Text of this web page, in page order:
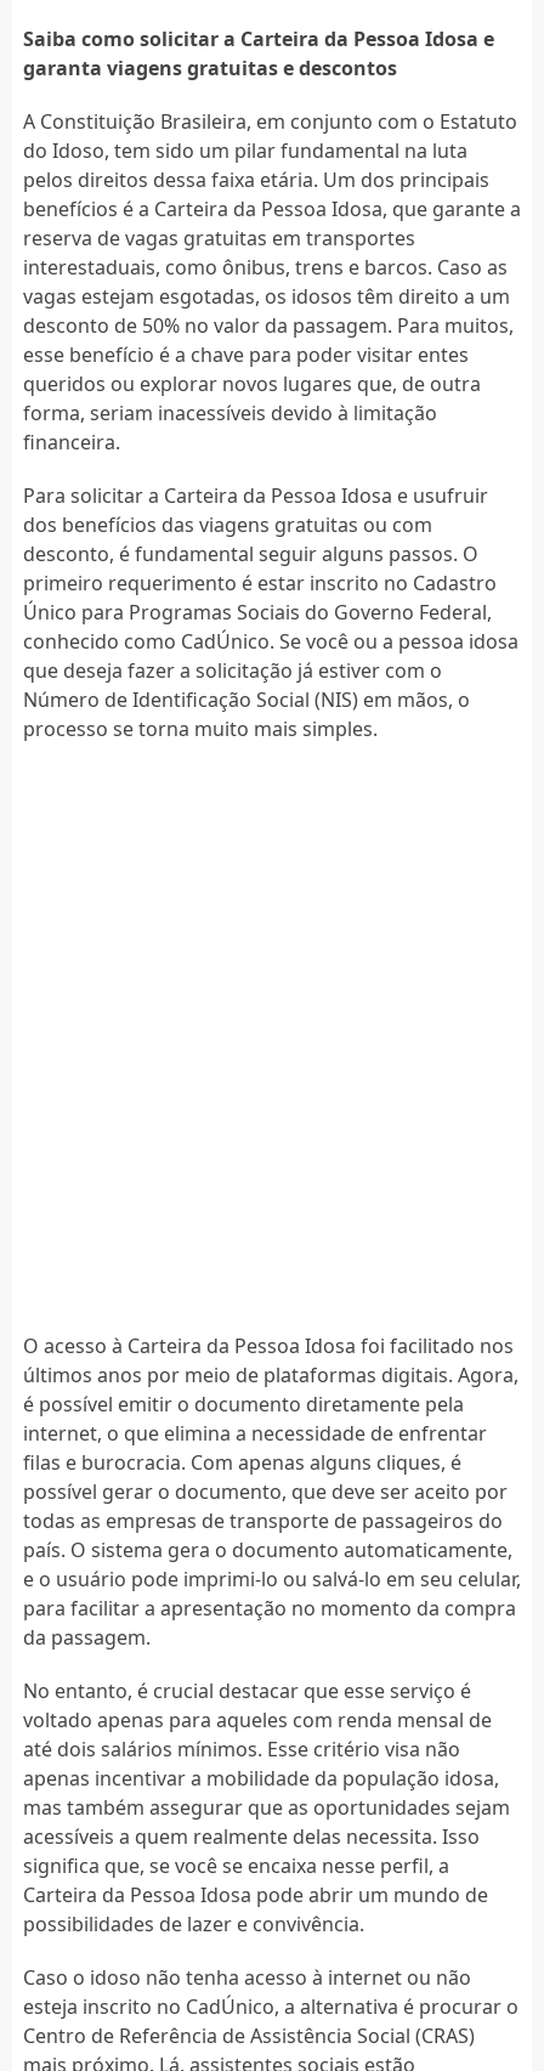
Saiba como solicitar a Carteira da Pessoa Idosa e
garanta viagens gratuitas e descontos
A Constituição Brasileira, em conjunto com o Estatuto
do Idoso, tem sido um pilar fundamental na luta
pelos direitos dessa faixa etária. Um dos principais
benefícios é a Carteira da Pessoa Idosa, que garante a
reserva de vagas gratuitas em transportes
interestaduais, como ônibus, trens e barcos. Caso as
vagas estejam esgotadas, os idosos têm direito a um
desconto de 50% no valor da passagem. Para muitos,
esse benefício é a chave para poder visitar entes
queridos ou explorar novos lugares que, de outra
forma, seriam inacessíveis devido à limitação
financeira.
Para solicitar a Carteira da Pessoa Idosa e usufruir
dos benefícios das viagens gratuitas ou com
desconto, é fundamental seguir alguns passos. O
primeiro requerimento é estar inscrito no Cadastro
Único para Programas Sociais do Governo Federal,
conhecido como CadÚnico. Se você ou a pessoa idosa
que deseja fazer a solicitação já estiver com o
Número de Identificação Social (NIS) em mãos, o
processo se torna muito mais simples.
O acesso à Carteira da Pessoa Idosa foi facilitado nos
últimos anos por meio de plataformas digitais. Agora,
é possível emitir o documento diretamente pela
internet, o que elimina a necessidade de enfrentar
filas e burocracia. Com apenas alguns cliques, é
possível gerar o documento, que deve ser aceito por
todas as empresas de transporte de passageiros do
país. O sistema gera o documento automaticamente,
e o usuário pode imprimi-lo ou salvá-lo em seu celular,
para facilitar a apresentação no momento da compra
da passagem.
No entanto, é crucial destacar que esse serviço é
voltado apenas para aqueles com renda mensal de
até dois salários mínimos. Esse critério visa não
apenas incentivar a mobilidade da população idosa,
mas também assegurar que as oportunidades sejam
acessíveis a quem realmente delas necessita. Isso
significa que, se você se encaixa nesse perfil, a
Carteira da Pessoa Idosa pode abrir um mundo de
possibilidades de lazer e convivência.
Caso o idoso não tenha acesso à internet ou não
esteja inscrito no CadÚnico, a alternativa é procurar o
Centro de Referência de Assistência Social (CRAS)
mais próximo. Lá, assistentes sociais estão